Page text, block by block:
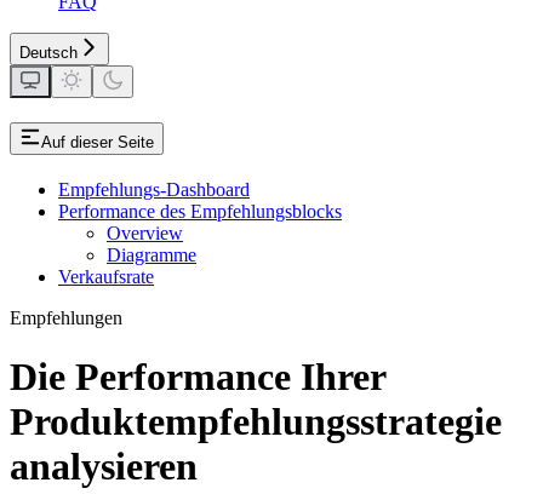
Deutsch
Auf dieser Seite
Empfehlungs-Dashboard
Performance des Empfehlungsblocks
Overview
Diagramme
Verkaufsrate
Empfehlungen
Die Performance Ihrer
Produktempfehlungsstrategie
analysieren